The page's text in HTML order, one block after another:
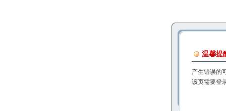
温馨提
产生错误的
该页需要登